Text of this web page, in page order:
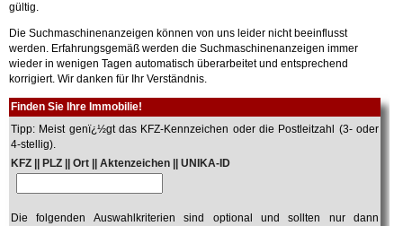
gültig.
Die Suchmaschinenanzeigen können von uns leider nicht beeinflusst
werden. Erfahrungsgemäß werden die Suchmaschinenanzeigen immer
wieder in wenigen Tagen automatisch überarbeitet und entsprechend
korrigiert. Wir danken für Ihr Verständnis.
Finden Sie Ihre Immobilie!
Tipp: Meist genï¿½gt das KFZ-Kennzeichen oder die Postleitzahl (3- oder
4-stellig).
KFZ || PLZ || Ort || Aktenzeichen || UNIKA-ID
Die folgenden Auswahlkriterien sind optional und sollten nur dann